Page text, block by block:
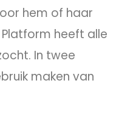
hem of haar
Platform heeft alle
In twee
maken van